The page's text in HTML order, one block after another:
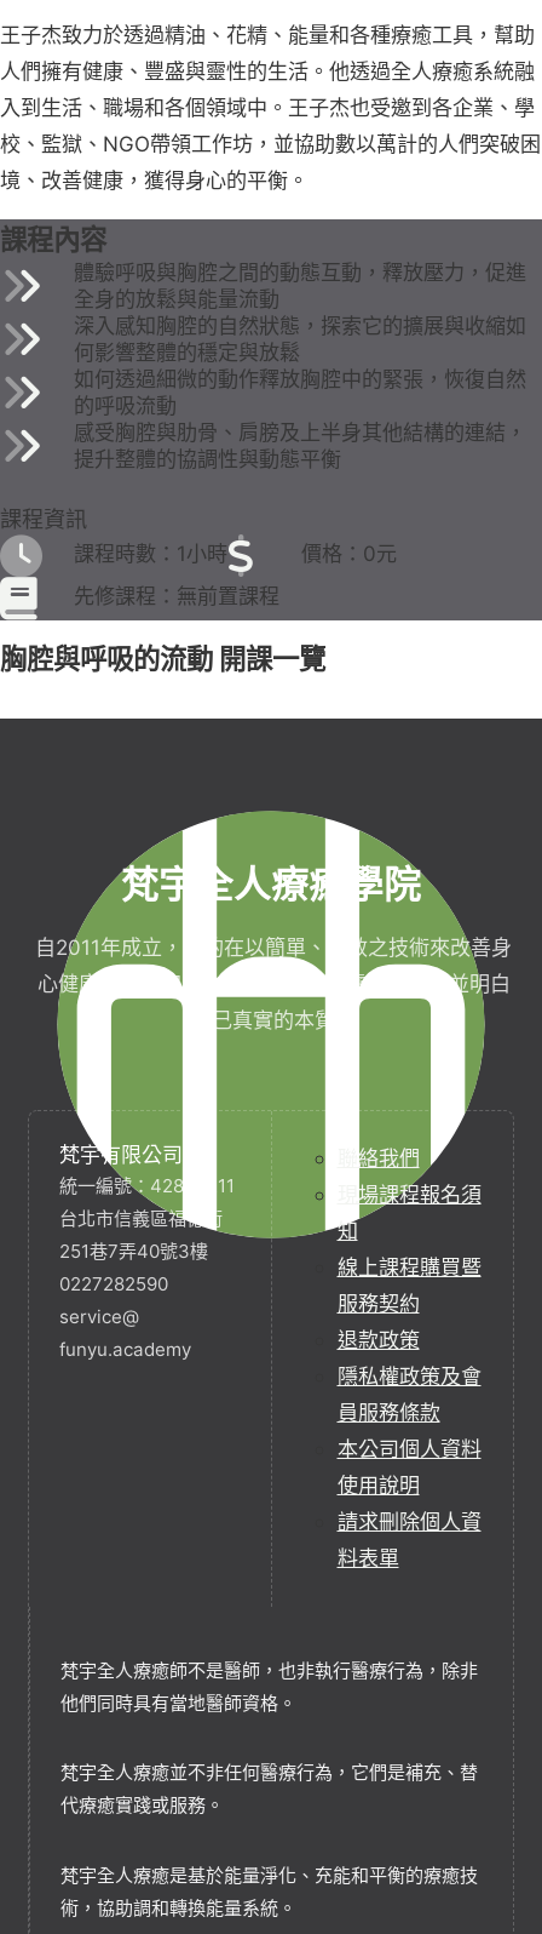
王子杰致力於透過精油、花精、能量和各種療癒工具，幫助
人們擁有健康、豐盛與靈性的生活。他透過全人療癒系統融
入到生活、職場和各個領域中。王子杰也受邀到各企業、學
校、監獄、NGO帶領工作坊，並協助數以萬計的人們突破困
境、改善健康，獲得身心的平衡。
課程內容
體驗呼吸與胸腔之間的動態互動，釋放壓力，促進
全身的放鬆與能量流動
深入感知胸腔的自然狀態，探索它的擴展與收縮如
何影響整體的穩定與放鬆
如何透過細微的動作釋放胸腔中的緊張，恢復自然
的呼吸流動
感受胸腔與肋骨、肩膀及上半身其他結構的連結，
提升整體的協調性與動態平衡
課程資訊
課程時數：1小時
價格：0元
先修課程：無前置課程
胸腔與呼吸的流動 開課一覽
梵宇全人療癒學院
自2011年成立，目的在以簡單、有效之技術來改善身
心健康，協助完成生命目標與實現靈性生活，並明白
自己真實的本質。
梵宇有限公司
統一編號：42854211
台北市信義區福德街
251巷7弄40號3樓
0227282590
service@
funyu.academy
聯絡我們
現場課程報名須
知
線上課程購買暨
服務契約
退款政策
隱私權政策及會
員服務條款
本公司個人資料
使用說明
請求刪除個人資
料表單
梵宇全人療癒師不是醫師，也非執行醫療行為，除非
他們同時具有當地醫師資格。
梵宇全人療癒並不非任何醫療行為，它們是補充、替
代療癒實踐或服務。
梵宇全人療癒是基於能量淨化、充能和平衡的療癒技
術，協助調和轉換能量系統。